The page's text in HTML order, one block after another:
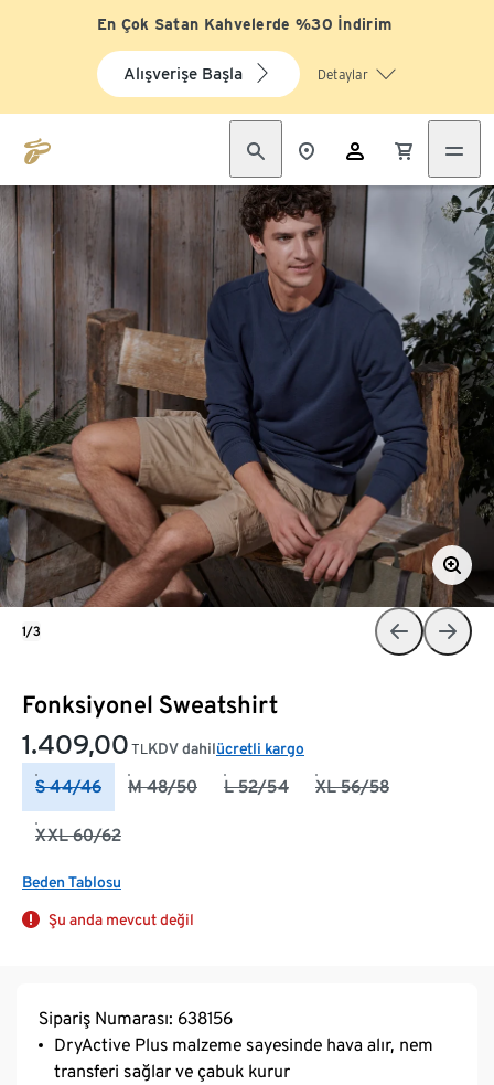
En Çok Satan Kahvelerde %30 İndirim
Alışverişe Başla Detaylar
Fonksiyonel Sweatshirt
1.409,00 TL KDV dahilücretli kargo
S 44/46 M 48/50 L 52/54 XL 56/58
XXL 60/62
Beden Tablosu
Şu anda mevcut değil
1/3
Sipariş Numarası: 638156
DryActive Plus malzeme sayesinde hava alır, nem
transferi sağlar ve çabuk kurur